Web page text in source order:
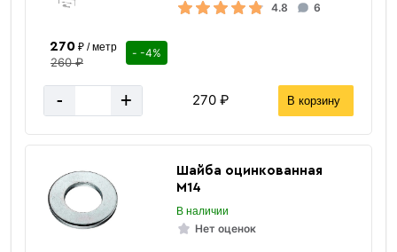
4.8 6
270₽ / метр
260 ₽
- -4%
- + 270 ₽ В корзину
Шайба оцинкованная
М14
В наличии
Нет оценок